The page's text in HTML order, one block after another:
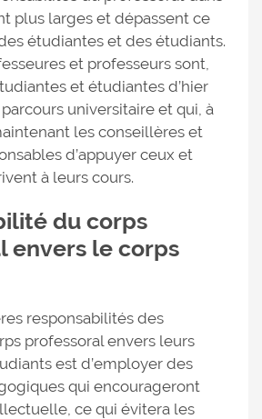
plus larges et dépassent ce
étudiantes et des étudiants.
et professeurs sont,
et étudiantes d’hier
universitaire et qui, à
les conseillères et
d’appuyer ceux et
à leurs cours.
du corps
envers le corps
responsabilités des
professoral envers leurs
est d’employer des
qui encourageront
ce qui évitera les